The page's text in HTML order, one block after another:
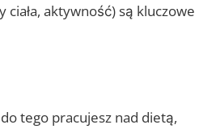
aktywność) są kluczowe
tego pracujesz nad dietą,